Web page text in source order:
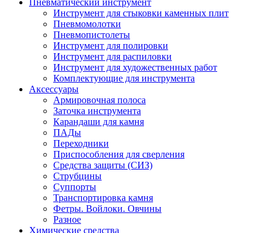
Пневматический инструмент
Инструмент для стыковки каменных плит
Пневмомолотки
Пневмопистолеты
Инструмент для полировки
Инструмент для распиловки
Инструмент для художественных работ
Комплектующие для инструмента
Аксессуары
Армировочная полоса
Заточка инструмента
Карандаши для камня
ПАДы
Переходники
Приспособления для сверления
Средства защиты (СИЗ)
Струбцины
Суппорты
Транспортировка камня
Фетры. Войлоки. Овчины
Разное
Химические средства